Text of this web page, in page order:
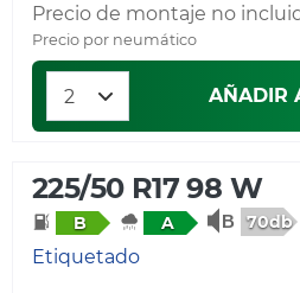
Precio de montaje no
Precio por neumático
AÑADIR
225/50 R17 98 W
B A 70db
Etiquetado